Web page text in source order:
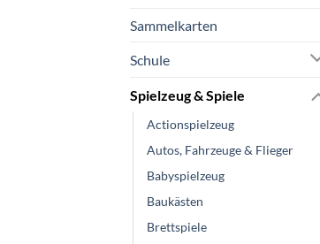
Sammelkarten
Schule
Spielzeug & Spiele
Actionspielzeug
Autos, Fahrzeuge & Flieger
Babyspielzeug
Baukästen
Brettspiele